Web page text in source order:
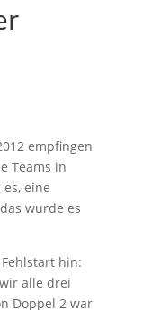
empfingen
Teams in
eine
wurde es
hin:
alle drei
Doppel 2 war